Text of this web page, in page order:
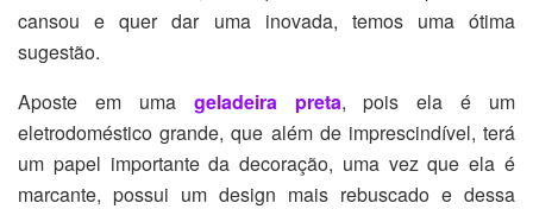
cansou e quer dar uma inovada, temos uma ótima
sugestão.
Aposte em uma geladeira preta, pois ela é um
eletrodoméstico grande, que além de imprescindível, terá
um papel importante da decoração, uma vez que ela é
marcante, possui um design mais rebuscado e dessa